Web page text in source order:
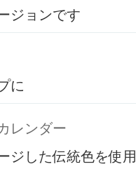
ジョンです
に
レンダー
ジした伝統色を使